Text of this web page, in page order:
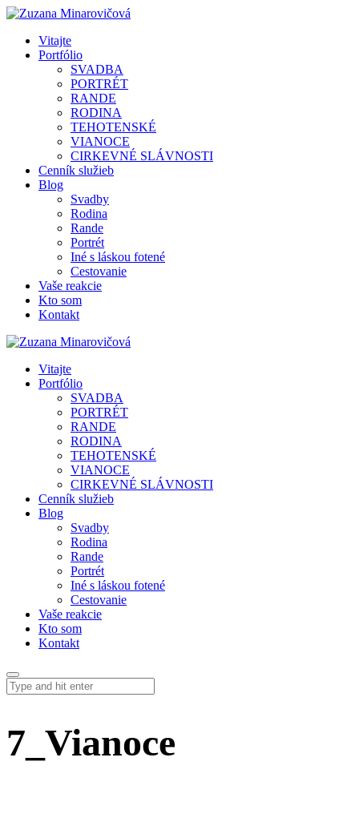
Vitajte
Portfólio
SVADBA
PORTRÉT
RANDE
RODINA
TEHOTENSKÉ
VIANOCE
CIRKEVNÉ SLÁVNOSTI
Cenník služieb
Blog
Svadby
Rodina
Rande
Portrét
Iné s láskou fotené
Cestovanie
Vaše reakcie
Kto som
Kontakt
Vitajte
Portfólio
SVADBA
PORTRÉT
RANDE
RODINA
TEHOTENSKÉ
VIANOCE
CIRKEVNÉ SLÁVNOSTI
Cenník služieb
Blog
Svadby
Rodina
Rande
Portrét
Iné s láskou fotené
Cestovanie
Vaše reakcie
Kto som
Kontakt
7_Vianoce